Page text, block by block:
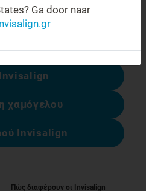
διαθέσιμη, αλλά
χαμόγελου
Invisalign
Πώς διαφέρουν οι Invisalign
Ga door naar